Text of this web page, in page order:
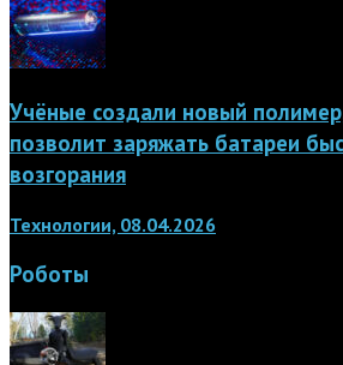
Учёные создали новый
позволит заряжать батареи
возгорания
Технологии, 08.04.2026
Роботы